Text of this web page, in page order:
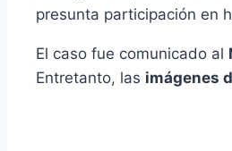
presunta participación en
El caso fue comunicado al
Entretanto, las imágenes